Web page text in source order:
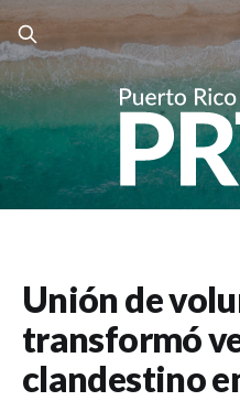
Unión de
transformó
clandestino